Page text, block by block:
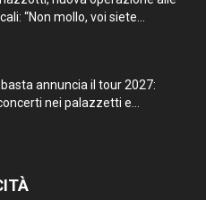
“Non mollo, voi siete...
annuncia il tour 2027:
nei palazzetti e...